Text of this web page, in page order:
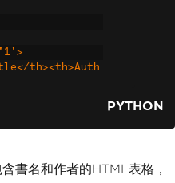
td>
PYTHON
書名和作者的HTML表格，